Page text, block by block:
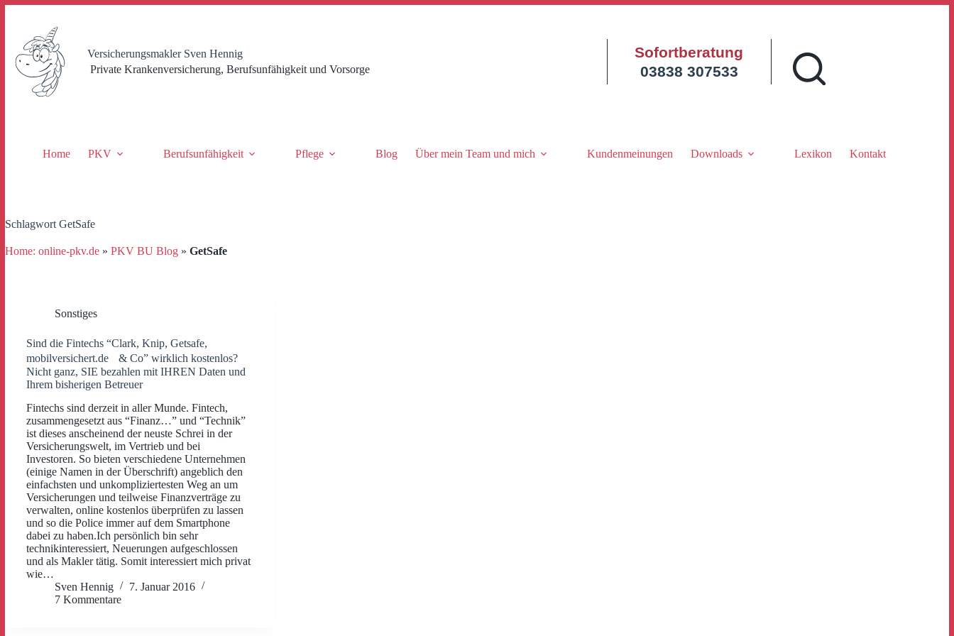
springen
Versicherungsmakler Sven Hennig
Private Krankenversicherung, Berufsunfähigkeit und Vorsorge
Sofortberatung
03838 307533
Home PKV Berufsunfähigkeit Pflege Blog Über mein Team und mich Kundenmeinungen Downloads Lexikon Kontakt
Schlagwort GetSafe
Home: online-pkv.de » PKV BU Blog » GetSafe
Sonstiges
Sind die Fintechs “Clark, Knip, Getsafe,
mobilversichert.de & Co” wirklich kostenlos?
Nicht ganz, SIE bezahlen mit IHREN Daten und
Ihrem bisherigen Betreuer
Fintechs sind derzeit in aller Munde. Fintech,
zusammengesetzt aus “Finanz…” und “Technik”
ist dieses anscheinend der neuste Schrei in der
Versicherungswelt, im Vertrieb und bei
Investoren. So bieten verschiedene Unternehmen
(einige Namen in der Überschrift) angeblich den
einfachsten und unkompliziertesten Weg an um
Versicherungen und teilweise Finanzverträge zu
verwalten, online kostenlos überprüfen zu lassen
und so die Police immer auf dem Smartphone
dabei zu haben.Ich persönlich bin sehr
technikinteressiert, Neuerungen aufgeschlossen
und als Makler tätig. Somit interessiert mich privat
wie…
Sven Hennig
7. Januar 2016
7 Kommentare